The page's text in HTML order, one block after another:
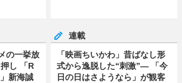
の一挙放
し 「R
新海誠
連載
「映画ちいかわ」昔ばなし形
式から逸脱した“刺激”― 「今
日の日はさようなら」が観客